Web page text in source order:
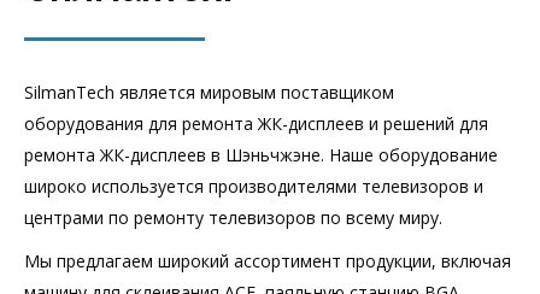
SilmanTech является мировым поставщиком
оборудования для ремонта ЖК-дисплеев и решений для
ремонта ЖК-дисплеев в Шэньчжэне. Наше оборудование
широко используется производителями телевизоров и
центрами по ремонту телевизоров по всему миру.
Мы предлагаем широкий ассортимент продукции, включая